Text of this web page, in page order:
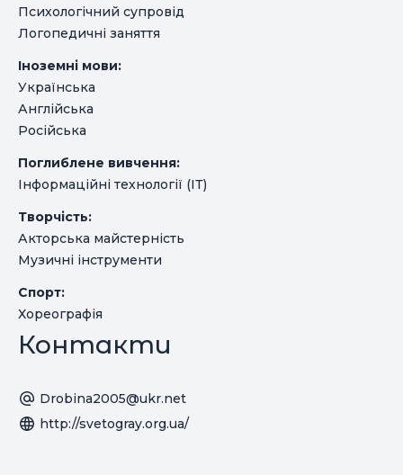
Психологічний супровід
Логопедичні заняття
Іноземні мови:
Українська
Англійська
Російська
Поглиблене вивчення:
Інформаційні технології (ІТ)
Творчість:
Акторська майстерність
Музичні інструменти
Спорт:
Хореографія
Контакти
Drobina2005@ukr.net
http://svetogray.org.ua/